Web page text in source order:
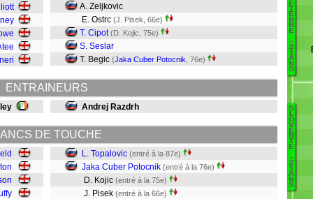
A. Zeljkovic
E. Ostrc (J. Pisek, 66e)
T. Cipot (D. Kojic, 75e)
S. Seslar
T. Begic (Jaka Cuber Potocnik , 76e)
ENTRAINEURS
Andrej Razdrh
DE TOUCHE
L. Topalovic (entré à la 87e)
Jaka Cuber Potocnik (entré à la 76e)
D. Kojic (entré à la 75e)
J. Pisek (entré à la 66e)
E
T
E
R
R
E
-
2
1
A
N
S
S
L
O
V
É
N
I
E
-
2
1
A
N
S